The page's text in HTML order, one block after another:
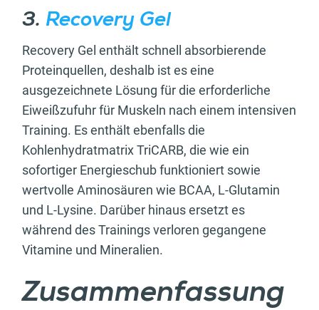
3. Recovery Gel
Recovery Gel enthält schnell absorbierende
Proteinquellen, deshalb ist es eine
ausgezeichnete Lösung für die erforderliche
Eiweißzufuhr für Muskeln nach einem intensiven
Training. Es enthält ebenfalls die
Kohlenhydratmatrix TriCARB, die wie ein
sofortiger Energieschub funktioniert sowie
wertvolle Aminosäuren wie BCAA, L-Glutamin
und L-Lysine. Darüber hinaus ersetzt es
während des Trainings verloren gegangene
Vitamine und Mineralien.
Zusammenfassung